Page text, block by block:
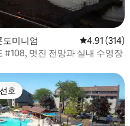
116개
도미니엄 평점 4.91점
4.91 (314)
#108, 멋진 전망과 실내 수영장
선호
호